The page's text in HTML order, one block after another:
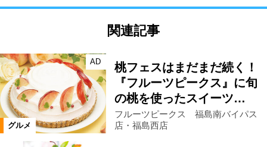
関連記事
グルメ
AD
桃フェスはまだまだ続く！
『フルーツピークス』に旬
の桃を使ったスイーツ…
フルーツピークス 福島南バイパス
店・福島西店